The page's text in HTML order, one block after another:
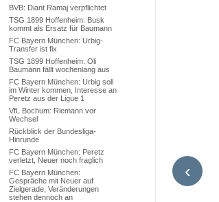
BVB: Diant Ramaj verpflichtet
TSG 1899 Hoffenheim: Busk
kommt als Ersatz für Baumann
FC Bayern München: Urbig-
Transfer ist fix
TSG 1899 Hoffenheim: Oli
Baumann fällt wochenlang aus
FC Bayern München: Urbig soll
im Winter kommen, Interesse an
Peretz aus der Ligue 1
VfL Bochum: Riemann vor
Wechsel
Rückblick der Bundesliga-
Hinrunde
FC Bayern München: Peretz
verletzt, Neuer noch fraglich
FC Bayern München:
Gespräche mit Neuer auf
Zielgerade, Veränderungen
stehen dennoch an
‹